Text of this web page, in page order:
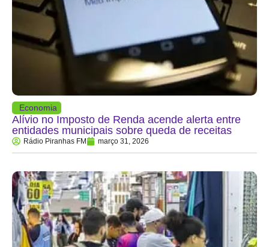
Economia
Alívio no Imposto de Renda acende alerta entre
entidades municipais sobre queda de receitas
Rádio Piranhas FM março 31, 2026